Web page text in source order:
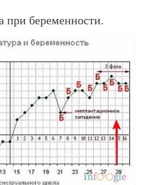
при беременности.